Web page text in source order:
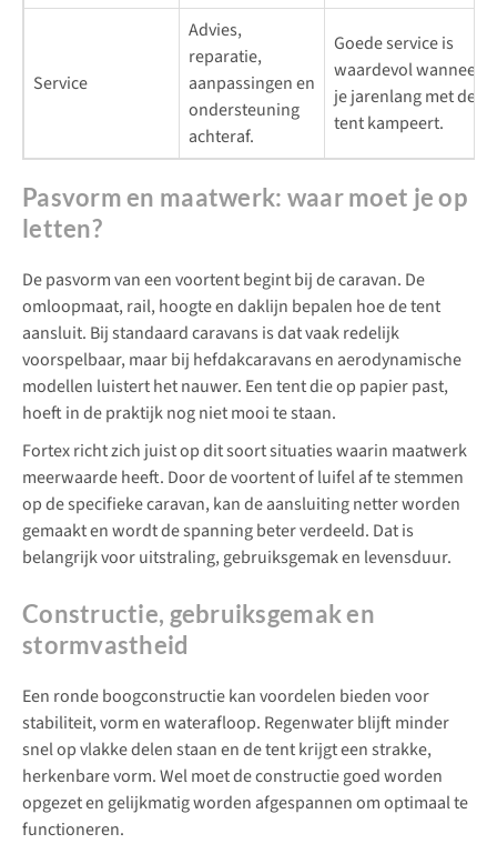
Service
Advies,
reparatie,
aanpassingen en
ondersteuning
achteraf.
Goede service is
waardevol wanneer
je jarenlang met de
tent kampeert.
Pasvorm en maatwerk: waar moet je op
letten?
De pasvorm van een voortent begint bij de caravan. De
omloopmaat, rail, hoogte en daklijn bepalen hoe de tent
aansluit. Bij standaard caravans is dat vaak redelijk
voorspelbaar, maar bij hefdakcaravans en aerodynamische
modellen luistert het nauwer. Een tent die op papier past,
hoeft in de praktijk nog niet mooi te staan.
Fortex richt zich juist op dit soort situaties waarin maatwerk
meerwaarde heeft. Door de voortent of luifel af te stemmen
op de specifieke caravan, kan de aansluiting netter worden
gemaakt en wordt de spanning beter verdeeld. Dat is
belangrijk voor uitstraling, gebruiksgemak en levensduur.
Constructie, gebruiksgemak en
stormvastheid
Een ronde boogconstructie kan voordelen bieden voor
stabiliteit, vorm en waterafloop. Regenwater blijft minder
snel op vlakke delen staan en de tent krijgt een strakke,
herkenbare vorm. Wel moet de constructie goed worden
opgezet en gelijkmatig worden afgespannen om optimaal te
functioneren.